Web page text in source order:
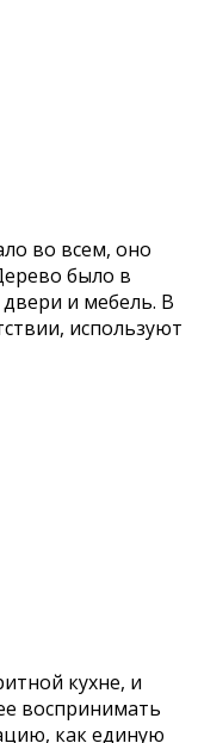
во всем, оно
было в
и мебель. В
используют
кухне, и
воспринимать
как единую